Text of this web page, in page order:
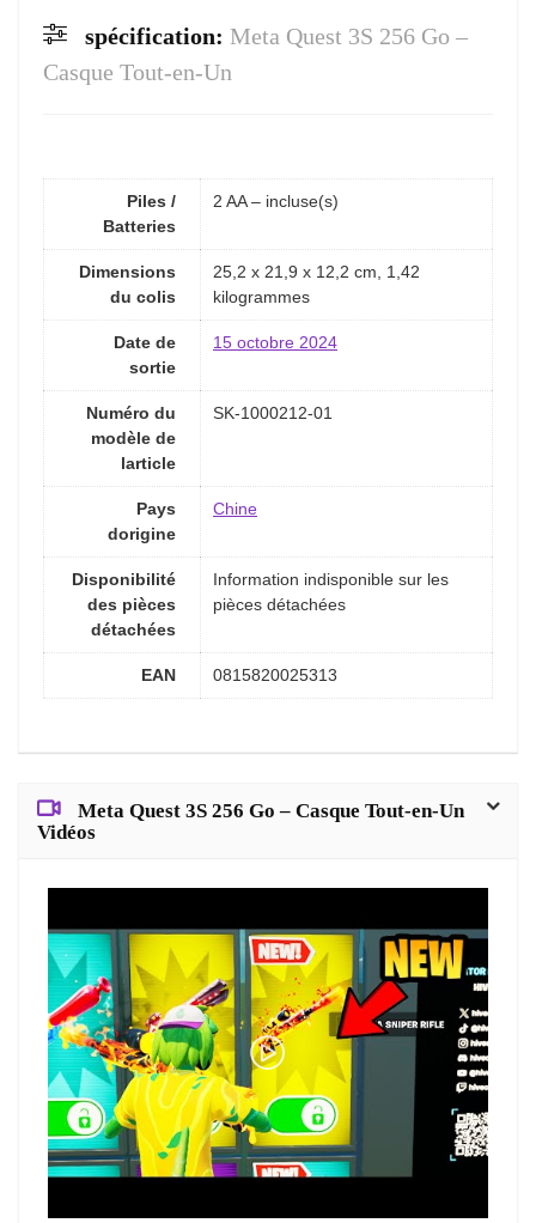
spécification: Meta Quest 3S 256 Go –
Casque Tout-en-Un
Piles /
Batteries
2 AA – incluse(s)
Dimensions
du colis
25,2 x 21,9 x 12,2 cm, 1,42
kilogrammes
Date de
sortie
15 octobre 2024
Numéro du
modèle de
larticle
SK-1000212-01
Pays
dorigine
Chine
Disponibilité
des pièces
détachées
Information indisponible sur les
pièces détachées
EAN 0815820025313
Meta Quest 3S 256 Go – Casque Tout-en-Un
Vidéos